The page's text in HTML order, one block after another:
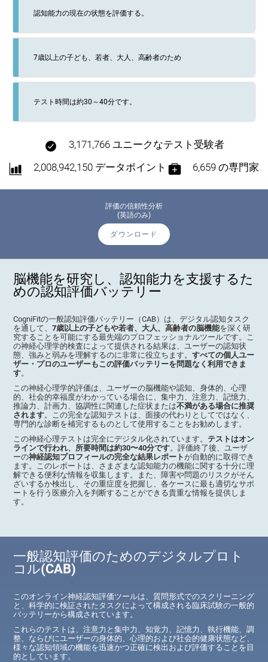
認知能力の現在の状態を評価する。
7歳以上の子ども、若者、大人、高齢者のため
テスト時間は約30～40分です。
3,171,766 ユニークなテスト受験者
2,008,942,150 データポイント
6,659 の専門家
評価の信頼性分析
(英語のみ)
ダウンロード
脳機能を研究し、認知能力を支援するた
めの認知評価バッテリー
CogniFitの一般認知評価バッテリー（CAB）は、デジタル認知タスク
を通して、7歳以上の子どもや若者、大人、高齢者の脳機能を深く研
究することを可能にする最先端のプロフェッショナルツールです。こ
の神経心理学的検査によって提供される結果は、ユーザーの認知状
態、強みと弱みを理解するのに非常に役立ちます。すべての個人ユー
ザー・プロのユーザーもこの評価バッテリーを問題なく利用できま
す。
この神経心理学的評価は、ユーザーの脳機能や認知、身体的、心理
的、社会的幸福度がわかっている場合に、集中力、注意力、記憶力、
推論力、計画力、協調性に関連した症状または不満がある場合に推奨
されます。この完全な認知テストは、面接の代わりとしてではなく、
専門的な診断を補完するものとして使用することをお勧めします。
この神経心理テストは完全にデジタル化されています。 テストはオン
ラインで行われ、所要時間は約30〜40分です。評価終了後、ユーザ
ーの神経認知プロフィールの完全な結果レポートが自動的に取得でき
ます。このレポートは、さまざまな認知能力の機能に関する十分に理
解できる便利な情報を収集します。また、障害や問題のリスクがそん
ざいするか検出し、その重症度を把握し、各ケースに最も適切なサポ
ートを行う医療介入を判断することができる貴重な情報を提供しま
す。
一般認知評価のためのデジタルプロト
コル(CAB)
このオンライン神経認知評価ツールは、質問形式でのスクリーニング
と、科学的に検証されたタスクによって構成される臨床試験の一般的
バッテリーから構成されています。
これらのテストは、注意力と集中力、知覚力、記憶力、執行機能、調
整、ならびにユーザーの身体的、心理的および社会的健康状態など、
様々な認知領域の機能を迅速かつ正確に検出および評価することを目
的としています。